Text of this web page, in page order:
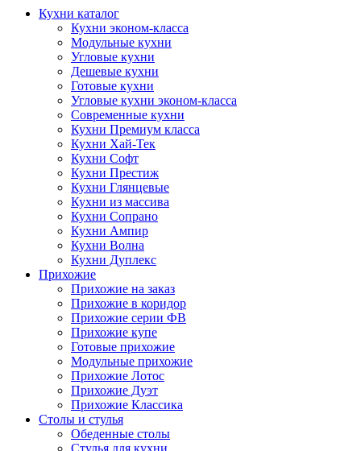
Кухни каталог
Кухни эконом-класса
Модульные кухни
Угловые кухни
Дешевые кухни
Готовые кухни
Угловые кухни эконом-класса
Современные кухни
Кухни Премиум класса
Кухни Хай-Тек
Кухни Софт
Кухни Престиж
Кухни Глянцевые
Кухни из массива
Кухни Сопрано
Кухни Ампир
Кухни Волна
Кухни Дуплекс
Прихожие
Прихожие на заказ
Прихожие в коридор
Прихожие серии ФВ
Прихожие купе
Готовые прихожие
Модульные прихожие
Прихожие Лотос
Прихожие Дуэт
Прихожие Классика
Столы и стулья
Обеденные столы